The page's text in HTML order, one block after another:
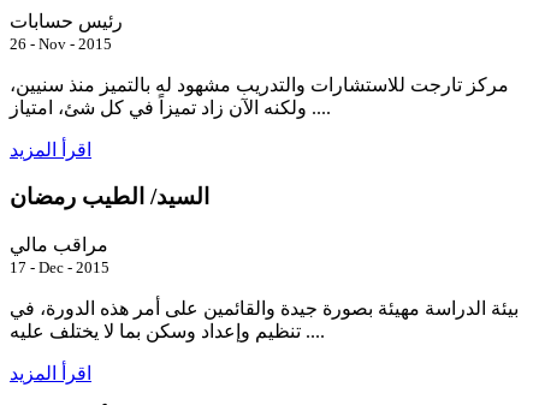
رئيس حسابات
26 - Nov - 2015
مركز تارجت للاستشارات والتدريب مشهود له بالتميز منذ سنيين،
ولكنه الآن زاد تميزاً في كل شئ، امتياز ....
اقرأ المزيد
السيد/ الطيب رمضان
مراقب مالي
17 - Dec - 2015
بيئة الدراسة مهيئة بصورة جيدة والقائمين على أمر هذه الدورة، في
تنظيم وإعداد وسكن بما لا يختلف عليه ....
اقرأ المزيد